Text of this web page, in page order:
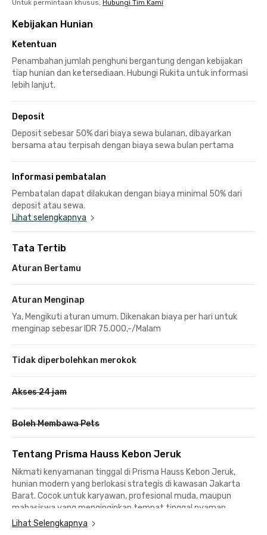
Untuk permintaan khusus, Hubungi Tim Kami
Kebijakan Hunian
Ketentuan
Penambahan jumlah penghuni bergantung dengan kebijakan
tiap hunian dan ketersediaan. Hubungi Rukita untuk informasi
lebih lanjut.
Deposit
Deposit sebesar 50% dari biaya sewa bulanan, dibayarkan
bersama atau terpisah dengan biaya sewa bulan pertama
Informasi pembatalan
Pembatalan dapat dilakukan dengan biaya minimal 50% dari
deposit atau sewa.
Lihat selengkapnya
Tata Tertib
Aturan Bertamu
Aturan Menginap
Ya, Mengikuti aturan umum. Dikenakan biaya per hari untuk
menginap sebesar IDR 75.000,-/Malam
Tidak diperbolehkan merokok
Akses 24 jam
Boleh Membawa Pets
Tentang Prisma Hauss Kebon Jeruk
Nikmati kenyamanan tinggal di Prisma Hauss Kebon Jeruk,
hunian modern yang berlokasi strategis di kawasan Jakarta
Barat. Cocok untuk karyawan, profesional muda, maupun
mahasiswa yang menginginkan tempat tinggal nyaman
dengan akses mudah ke pusat bisnis, perkantoran, dan
berbagai fasilitas publik di sekitarnya.
Lihat Selengkapnya